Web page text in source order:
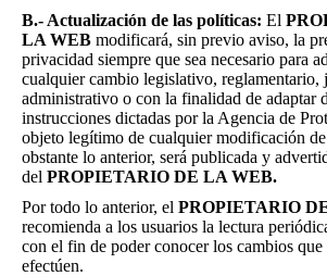
B.- Actualización de las políticas: El
LA WEB modificará, sin previo aviso, la
privacidad siempre que sea necesario para
cualquier cambio legislativo, reglamentario,
administrativo o con la finalidad de adaptar
instrucciones dictadas por la Agencia de
objeto legítimo de cualquier modificación
obstante lo anterior, será publicada y
del PROPIETARIO DE LA WEB.
Por todo lo anterior, el PROPIETARIO
recomienda a los usuarios la lectura
con el fin de poder conocer los cambios que
efectúen.